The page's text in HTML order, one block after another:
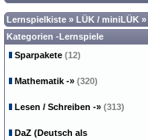
Lernspielkiste » LÜK / miniLÜK »
Kategorien -Lernspiele
Sparpakete (12)
Mathematik -» (320)
Lesen / Schreiben -» (313)
DaZ (Deutsch als